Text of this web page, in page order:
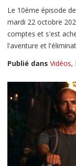
Le 10ème épisode
mardi 22 octobre
comptes et s'est
l'aventure et
Publié dans Vidéos,